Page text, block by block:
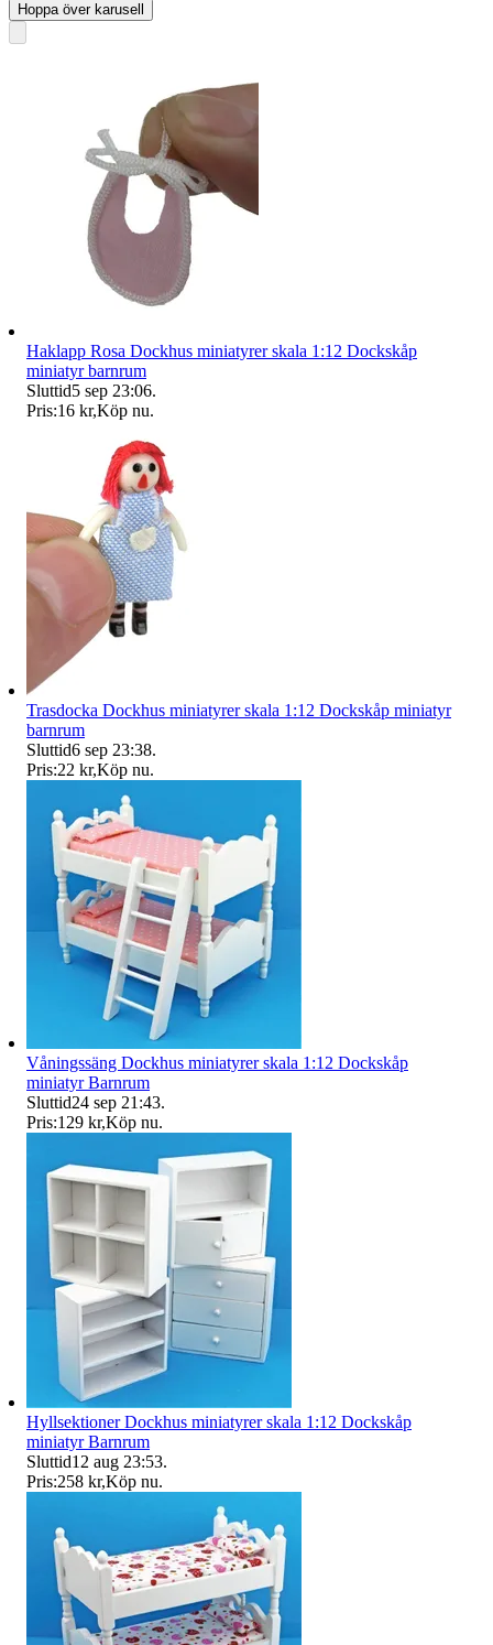
Hoppa över karusell
Haklapp Rosa Dockhus miniatyrer skala 1:12 Dockskåp
miniatyr barnrum
Sluttid5 sep 23:06.
Pris:16 kr,Köp nu.
Trasdocka Dockhus miniatyrer skala 1:12 Dockskåp miniatyr
barnrum
Sluttid6 sep 23:38.
Pris:22 kr,Köp nu.
Våningssäng Dockhus miniatyrer skala 1:12 Dockskåp
miniatyr Barnrum
Sluttid24 sep 21:43.
Pris:129 kr,Köp nu.
Hyllsektioner Dockhus miniatyrer skala 1:12 Dockskåp
miniatyr Barnrum
Sluttid12 aug 23:53.
Pris:258 kr,Köp nu.